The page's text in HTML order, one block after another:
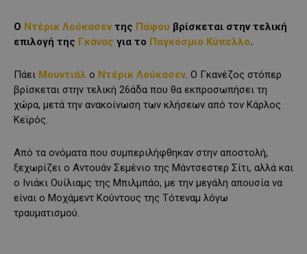
Ο Ντέρικ Λούκασεν της Πάφου βρίσκεται στην τελική
επιλογή της Γκάνας για το Παγκόσμιο Κύπελλο.
Πάει Μουντιάλ ο Ντέρικ Λούκασεν. Ο Γκανέζος στόπερ
βρίσκεται στην τελική 26άδα που θα εκπροσωπήσει τη
χώρα, μετά την ανακοίνωση των κλήσεων από τον Κάρλος
Κεϊρός.
Aπό τα ονόματα που συμπεριλήφθηκαν στην αποστολή,
ξεχωρίζει ο Αντουάν Σεμένιο της Μάντσεστερ Σίτι, αλλά και
ο Ινιάκι Ουίλιαμς της Μπιλμπάο, με την μεγάλη απουσία να
είναι ο Moχάμεντ Κούντους της Τότεναμ λόγω
τραυματισμού.